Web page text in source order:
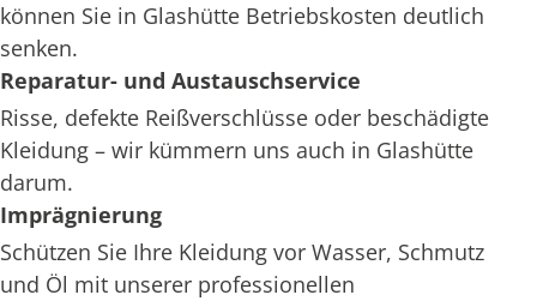
können Sie in Glashütte Betriebskosten deutlich
senken.
Reparatur- und Austauschservice
Risse, defekte Reißverschlüsse oder beschädigte
Kleidung – wir kümmern uns auch in Glashütte
darum.
Imprägnierung
Schützen Sie Ihre Kleidung vor Wasser, Schmutz
und Öl mit unserer professionellen